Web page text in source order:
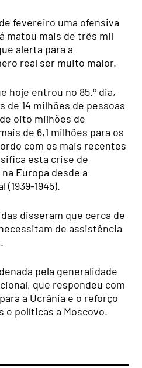
fevereiro uma ofensiva
matou mais de três mil
alerta para a
real ser muito maior.
hoje entrou no 85.º dia,
de 14 milhões de pessoas
oito milhões de
de 6,1 milhões para os
com os mais recentes
esta crise de
Europa desde a
(1939-1945).
disseram que cerca de
de assistência
pela generalidade
que respondeu com
a Ucrânia e o reforço
e políticas a Moscovo.